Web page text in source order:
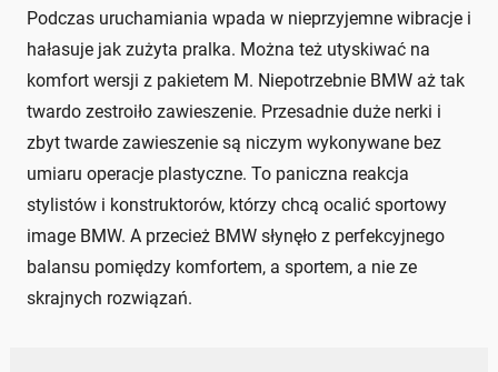
Podczas uruchamiania wpada w nieprzyjemne wibracje i
hałasuje jak zużyta pralka. Można też utyskiwać na
komfort wersji z pakietem M. Niepotrzebnie BMW aż tak
twardo zestroiło zawieszenie. Przesadnie duże nerki i
zbyt twarde zawieszenie są niczym wykonywane bez
umiaru operacje plastyczne. To paniczna reakcja
stylistów i konstruktorów, którzy chcą ocalić sportowy
image BMW. A przecież BMW słynęło z perfekcyjnego
balansu pomiędzy komfortem, a sportem, a nie ze
skrajnych rozwiązań.